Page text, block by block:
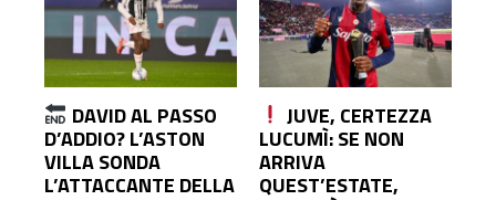
DAVID AL PASSO
D’ADDIO? L’ASTON
VILLA SONDA
L’ATTACCANTE DELLA
JUVE, CERTEZZA
LUCUMÌ: SE NON
ARRIVA
QUEST’ESTATE,